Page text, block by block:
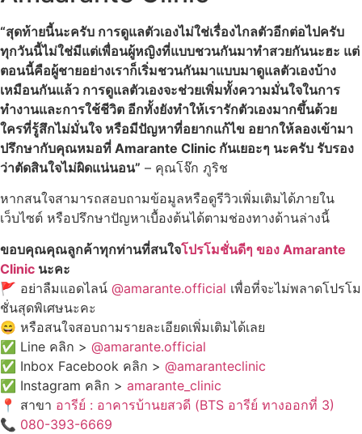
“สุดท้ายนี้นะครับ การดูแลตัวเองไม่ใช่เรื่องไกลตัวอีกต่อไปครับ
ทุกวันนี้ไม่ใช่มีแต่เพื่อนผู้หญิงที่แบบชวนกันมาทำสวยกันนะฮะ แต่
ตอนนี้คือผู้ชายอย่างเราก็เริ่มชวนกันมาแบบมาดูแลตัวเองบ้าง
เหมือนกันแล้ว การดูแลตัวเองจะช่วยเพิ่มทั้งความมั่นใจในการ
ทำงานและการใช้ชีวิต อีกทั้งยังทำให้เรารักตัวเองมากขึ้นด้วย
ใครที่รู้สึกไม่มั่นใจ หรือมีปัญหาที่อยากแก้ไข อยากให้ลองเข้ามา
ปรึกษากับคุณหมอที่ Amarante Clinic กันเยอะๆ นะครับ รับรอง
ว่าตัดสินใจไม่ผิดแน่นอน” – คุณโจ๊ก ภูริช
หากสนใจสามารถสอบถามข้อมูลหรือดูรีวิวเพิ่มเติมได้ภายใน
เว็บไซต์ หรือปรึกษาปัญหาเบื้องต้นได้ตามช่องทางด้านล่างนี้
ขอบคุณคุณลูกค้าทุกท่านที่สนใจโปรโมชั่นดีๆ ของ Amarante
Clinic นะคะ
🚩 อย่าลืมแอดไลน์ @amarante.official เพื่อที่จะไม่พลาดโปรโม
ชั่นสุดพิเศษนะคะ
😄 หรือสนใจสอบถามรายละเอียดเพิ่มเติมได้เลย
✅ Line คลิก > @amarante.official
✅ Inbox Facebook คลิก > @amaranteclinic
✅ Instagram คลิก > amarante_clinic
📍 สาขา อารีย์ : อาคารบ้านยสวดี (BTS อารีย์ ทางออกที่ 3)
📞 080-393-6669